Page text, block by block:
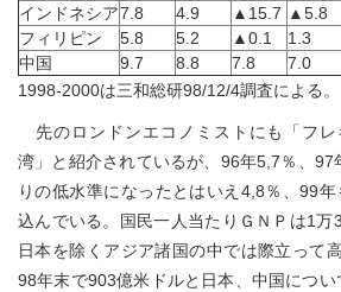
インドネシア7.8 4.9 ▲15.7 ▲5.8
フィリピン
5.8 5.2 ▲0.1 1.3
中国
9.7 8.8 7.8 7.0
1998-2000は三和総研98/12/4調査による。
先のロンドンエコノミストにも「フレ
湾」と紹介されているが、96年5,7％、
りの低水準になったとはいえ4,8％、99
込んでいる。国民一人当たりＧＮＰは1万
日本を除くアジア諸国の中では際立って
98年末で903億米ドルと日本、中国につ